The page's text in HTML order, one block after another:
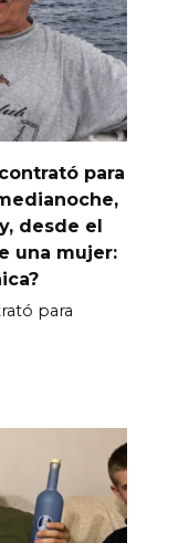
para
desde el
una mujer:
para